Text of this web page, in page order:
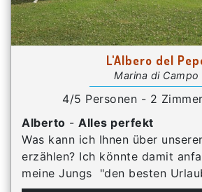
L'Albero del
Marina di Campo
4/5 Personen - 2
Alberto - Alles perfekt
Was kann ich Ihnen über
erzählen? Ich könnte damit
meine Jungs "den besten